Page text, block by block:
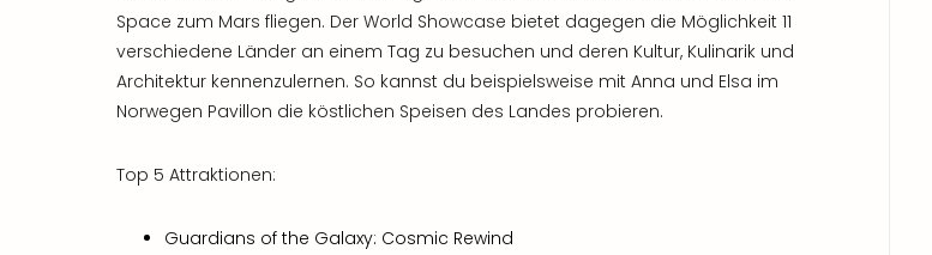
Space zum Mars fliegen. Der World Showcase bietet dagegen die Möglichkeit 11
verschiedene Länder an einem Tag zu besuchen und deren Kultur, Kulinarik und
Architektur kennenzulernen. So kannst du beispielsweise mit Anna und Elsa im
Norwegen Pavillon die köstlichen Speisen des Landes probieren.
Top 5 Attraktionen:
Guardians of the Galaxy: Cosmic Rewind